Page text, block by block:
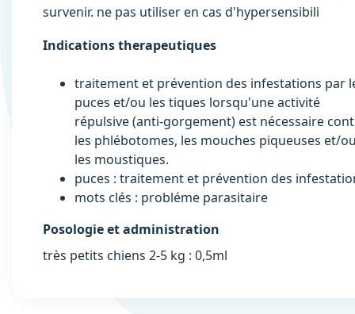
survenir. ne pas utiliser en cas d'hypersensibili
Indications therapeutiques
traitement et prévention des infestations par
puces et/ou les tiques lorsqu'une activité
répulsive (anti-gorgement) est nécessaire
les phlébotomes, les mouches piqueuses et/
les moustiques.
puces : traitement et prévention des
mots clés : probléme parasitaire
Posologie et administration
très petits chiens 2-5 kg : 0,5ml